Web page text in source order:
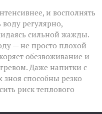
и восполнять
регулярно,
сильной жажды.
— не просто плохой
обезвоживание и
Даже напитки с
зноя способны резко
риск теплового